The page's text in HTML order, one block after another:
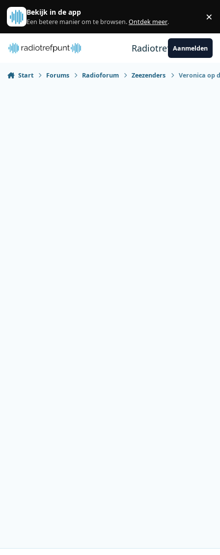
Spring naar bijdragen
Bekijk in de app
Een betere manier om te browsen.Ontdek meer. ×
RadiotrefpuntAanmelden
Start Forums Radioforum Zeezenders Veronica op